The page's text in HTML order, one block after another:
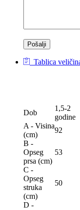
Tablica
Dob
1,5-2
godine
A - Visina
(сm)
92
B -
Opseg
prsa (сm)
53
C -
Opseg
struka
(сm)
50
D -